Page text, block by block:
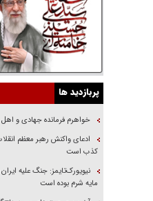
پربازدید ها
خواهرم فرمانده جهادی و
ادعای واکنش رهبر معظم
کذب است
نیویورک‌تایمز: جنگ علیه
مایه شرم بوده است